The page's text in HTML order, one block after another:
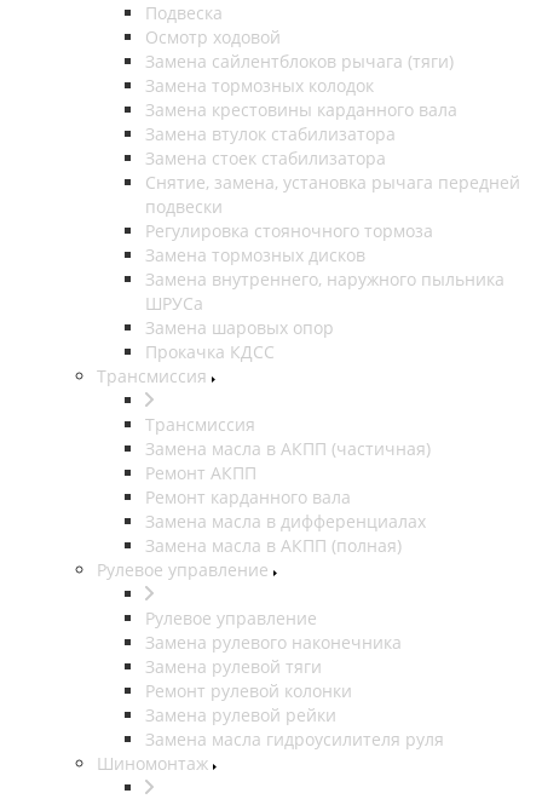
Подвеска
Осмотр ходовой
Замена сайлентблоков рычага (тяги)
Замена тормозных колодок
Замена крестовины карданного вала
Замена втулок стабилизатора
Замена стоек стабилизатора
Снятие, замена, установка рычага передней
подвески
Регулировка стояночного тормоза
Замена тормозных дисков
Замена внутреннего, наружного пыльника
ШРУСа
Замена шаровых опор
Прокачка КДСС
Трансмиссия
Трансмиссия
Замена масла в АКПП (частичная)
Ремонт АКПП
Ремонт карданного вала
Замена масла в дифференциалах
Замена масла в АКПП (полная)
Рулевое управление
Рулевое управление
Замена рулевого наконечника
Замена рулевой тяги
Ремонт рулевой колонки
Замена рулевой рейки
Замена масла гидроусилителя руля
Шиномонтаж